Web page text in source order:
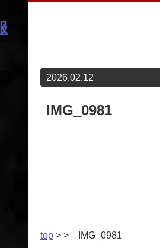
2026.02.12
IMG_0981
top > > IMG_0981